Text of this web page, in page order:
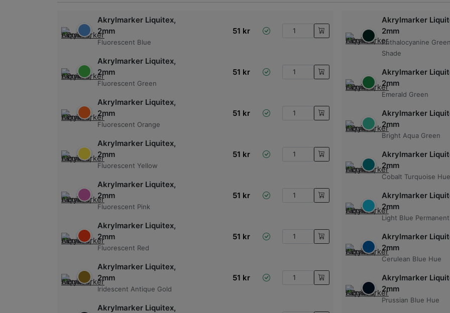
Akrylmarker Liquitex,
2mm
Fluorescent Blue
51 kr
Akrylmarker Liquitex,
2mm
Fluorescent Green
51 kr
Akrylmarker Liquitex,
2mm
Fluorescent Orange
51 kr
Akrylmarker Liquitex,
2mm
Fluorescent Yellow
51 kr
Akrylmarker Liquitex,
2mm
Fluorescent Pink
51 kr
Akrylmarker Liquitex,
2mm
Fluorescent Red
51 kr
Akrylmarker Liquitex,
2mm
Iridescent Antique Gold
51 kr
Akrylmarker Liquitex,
Akrylmarker
2mm
Phthalocyanine
Shade
Akrylmarker
2mm
Emerald Green
Akrylmarker
2mm
Bright Aqua Green
Akrylmarker
2mm
Cobalt Turquoise Hue
Akrylmarker
2mm
Light Blue Permanent
Akrylmarker
2mm
Cerulean Blue Hue
Akrylmarker
2mm
Prussian Blue Hue